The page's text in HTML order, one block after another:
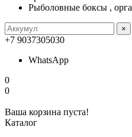
Рыболовные боксы ,
×
+7 9037305030
WhatsApp
0
0
Ваша корзина пуста!
Каталог